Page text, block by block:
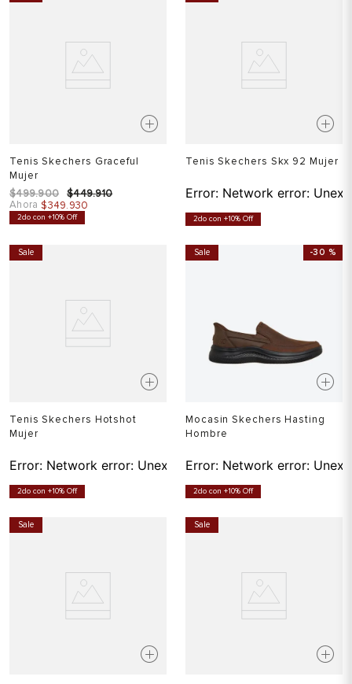
Tenis Skechers Graceful
Mujer
$499.900 $449.910
Ahora $349.930
2do con +10% Off
Tenis Skechers Skx 92 Mujer
Error: Network error:
2do con +10% Off
Sale
Tenis Skechers Hotshot
Mujer
Error: Network error: Unexpected token T in JSON at
2do con +10% Off
Sale -30 %
Mocasin Skechers Hasting
Hombre
Error: Network error:
2do con +10% Off
Sale Sale